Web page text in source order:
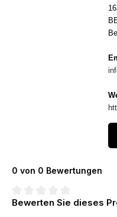
0 von 0 Bewertungen
Durchschnittliche
Bewerten Sie dieses